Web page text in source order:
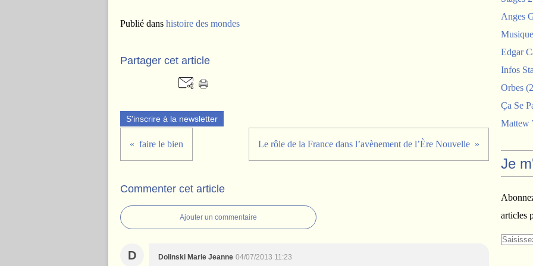
Publié dans histoire des mondes
Partager cet article
S'inscrire à la newsletter
faire le bien Le rôle de la France dans l’avènement de l’Ère Nouvelle
Commenter cet article
Ajouter un commentaire
D Dolinski Marie Jeanne 04/07/2013 11:23
Anges
Edgar
Infos
Orbes
Ça Se
Mattew
Je
articles